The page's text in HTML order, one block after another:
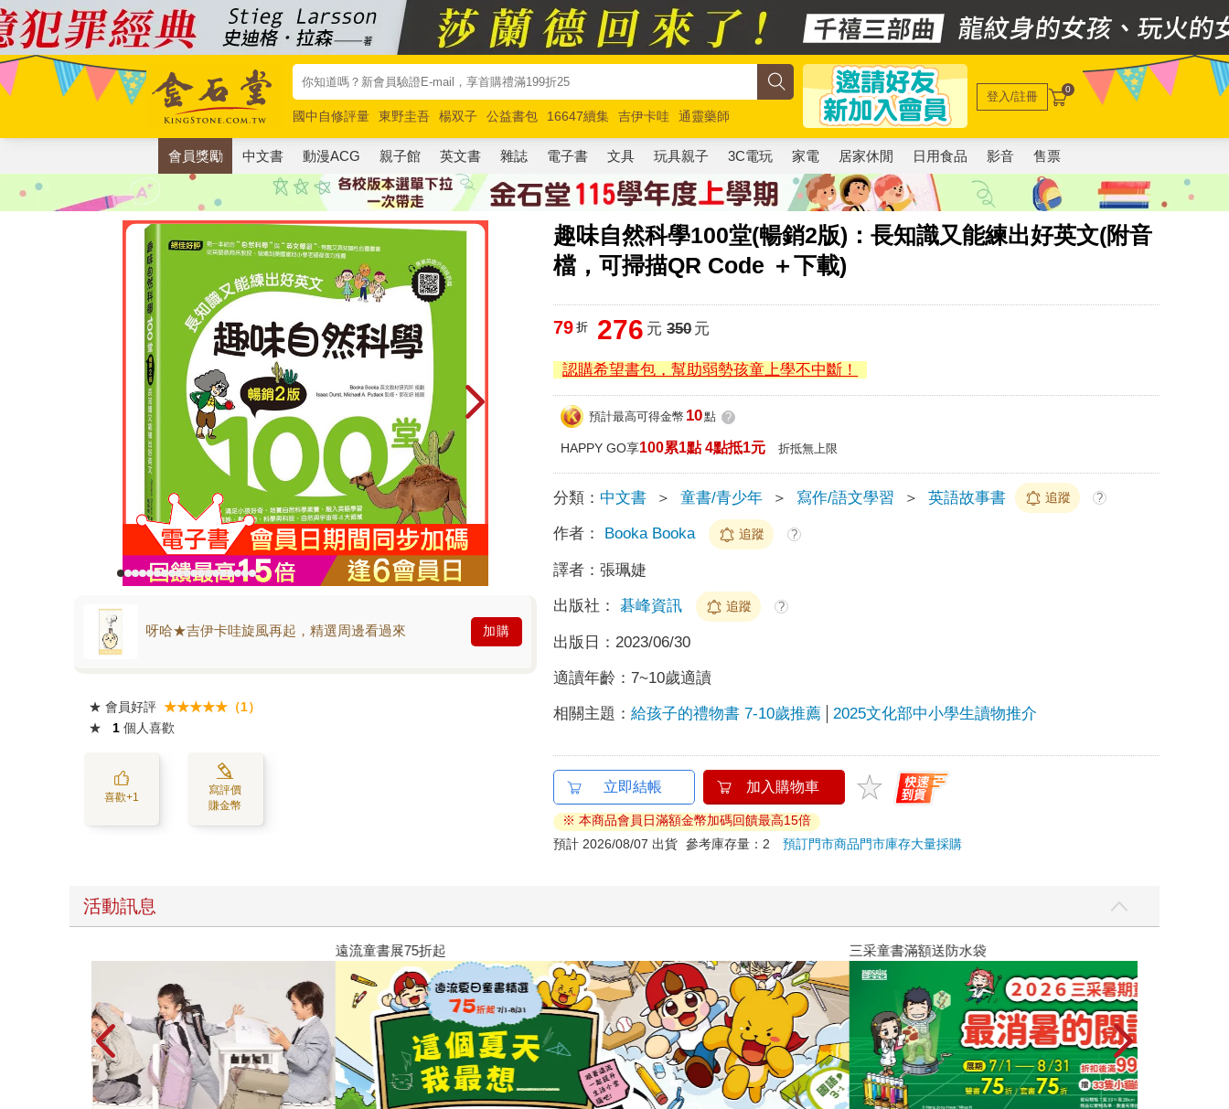
國中自修評量 東野圭吾 楊双子 公益書包 16647續集 吉伊卡哇
通靈藥師
唯紅花綻放
奧德賽 路邊攤新作 馬斯克 玩具總動員5 超慢跑
登入/註冊 0
會員獎勵 中文書 動漫ACG 親子館 英文書 雜誌 電子書 文具 玩具親子 3C電玩 家電 居家休閒 日用食品 影音 售票
趣味自然科學100堂(暢銷2版)：長知識又能練出好英文(附音
檔，可掃描QR Code ＋下載)
呀哈★吉伊卡哇旋風再起，精選周邊看過來 加購
★ 會員好評 ★★★★★（1）
★
1 個人喜歡
喜歡+1
寫評價
賺金幣
79 折 276 元 350元
認購希望書包，幫助弱勢孩童上學不中斷！
預計最高可得金幣 10點 ?
HAPPY GO享100累1點 4點抵1元 折抵無上限
分類： 中文書 ＞ 童書/青少年 ＞ 寫作/語文學習 ＞ 英語故事書 追蹤 ?
作者： Booka Booka 追蹤 ?
譯者：張珮婕
出版社： 碁峰資訊 追蹤 ?
出版日： 2023/06/30
適讀年齡：7~10歲適讀
相關主題：給孩子的禮物書 7-10歲推薦 2025文化部中小學生讀物推介
立即結帳 加入購物車
※ 本商品會員日滿額金幣加碼回饋最高15倍
預計 2026/08/07 出貨 參考庫存量：2預訂門市商品門市庫存大量採購
活動訊息